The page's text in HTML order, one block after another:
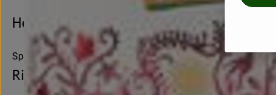
Hersteller: Peter Riegel Weinimport GmbH
Spanien
Riegel Erzeugermarken